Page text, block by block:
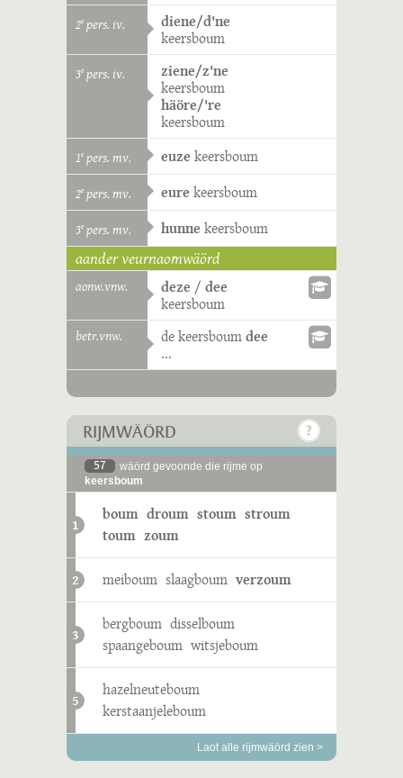
2e pers. iv.
diene/d'ne
keersboum
3e pers. iv.
ziene/z'ne
keersboum
häöre/'re
keersboum
1e pers. mv. euze keersboum
2e pers. mv. eure keersboum
3e pers. mv. hunne keersboum
aander veurnaomwäörd
aonw.vnw. deze / dee
keersboum
betr.vnw. dekeersboumdee
...
RIJMWÄÖRD
57
wäörd gevoonde die rijme op
keersboum
1
boum droum stoum stroum
toum zoum
2 meiboum slaagboum verzoum
3
bergboum disselboum
spaangeboum witsjeboum
5
hazelneuteboum
kerstaanjeleboum
Laot alle rijmwäörd zien >